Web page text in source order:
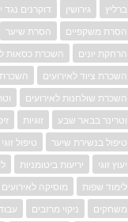
ברליץ
גירושין דוקרנים נגד
הסרת משקפיים
הסרת שיער
הרחקת יונים
השכרת כסאות
השכרת ציוד לאירועים
השכרת
השכרת שולחנות לאירועים
וטרינר בבאר שבע
זוגיות
טיפול בנשירת שיער
טיפול זוגי
יעוץ זוגי
יריעות ביטומניות
לימוד שפות
מוסיקה לאירועים
משחקים
ניקוי מרזבים